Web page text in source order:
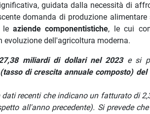
guidata dalla necessità di
domanda di produzione alimentare
leaziende componentistiche, le cui
evoluzione dell'agricoltura moderna.
miliardi di dollari nel 2023e si
(tasso di crescita annuale composto) del
recenti che indicano un fatturato di
all'anno precedente). Si prevede